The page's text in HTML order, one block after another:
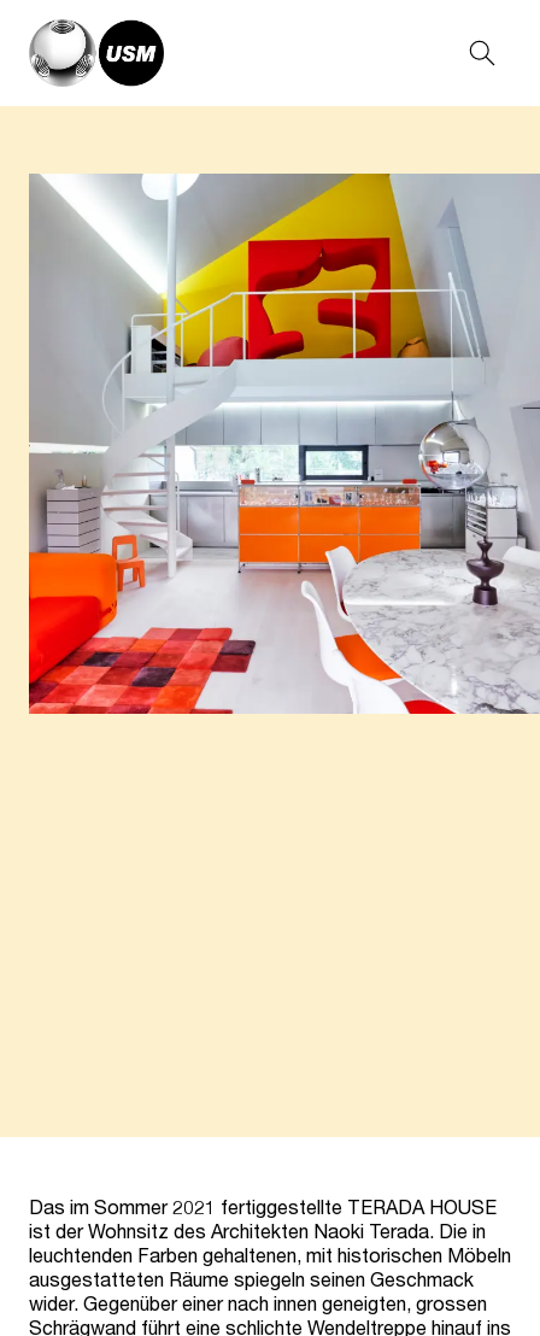
Das im Sommer 2021 fertiggestellte TERADA HOUSE
ist der Wohnsitz des Architekten Naoki Terada. Die in
leuchtenden Farben gehaltenen, mit historischen Möbeln
ausgestatteten Räume spiegeln seinen Geschmack
wider. Gegenüber einer nach innen geneigten, grossen
Schrägwand führt eine schlichte Wendeltreppe hinauf ins